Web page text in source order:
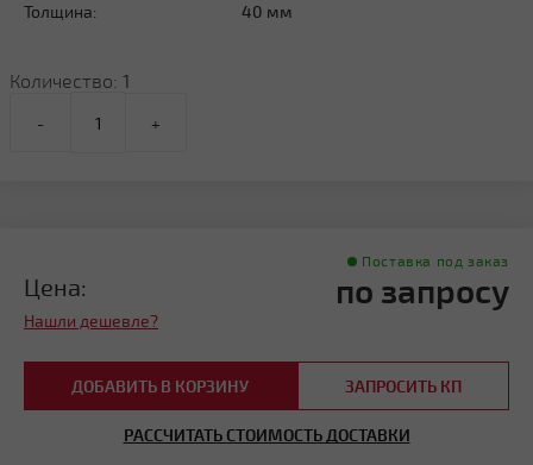
Толщина: 40 мм
Количество: 1
- +
Поставка под заказ
Цена: по запросу
Нашли дешевле?
ДОБАВИТЬ В КОРЗИНУ ЗАПРОСИТЬ КП
РАССЧИТАТЬ СТОИМОСТЬ ДОСТАВКИ